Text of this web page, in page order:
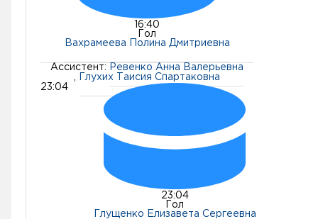
16:40
Гол
Вахрамеева Полина Дмитриевна
Ассистент:
Ревенко Анна Валерьевна
Глухих Таисия Спартаковна
23:04
23:04
Гол
Глущенко Елизавета Сергеевна